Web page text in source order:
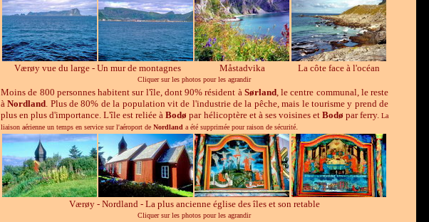
Værøy vue du large - Un mur de montagnes Måstadvika La côte face à l'océan
Cliquer sur les photos pour les agrandir
Moins de 800 personnes habitent sur l'île, dont 90% résident à Sørland, le centre communal, le reste
àNordland. Plus de 80% de la population vit de l'industrie de la pêche, mais le tourisme y prend de
plus en plus d'importance. L'île est reliée àBodø par hélicoptère et à ses voisines et Bodø par ferry.La
liaison aérienne un temps en service sur l'aéroport de Nordland a été supprimée pour raison de sécurité.
Værøy - Nordland - La plus ancienne église des îles et son retable
Cliquer sur les photos pour les agrandir